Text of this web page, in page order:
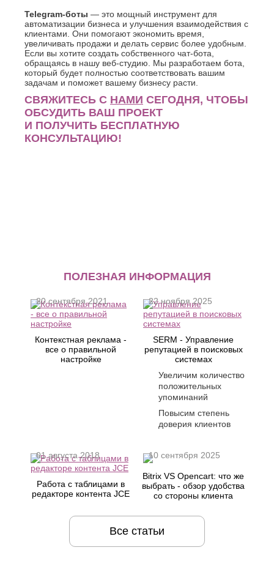
Telegram-боты — это мощный инструмент для
автоматизации бизнеса и улучшения взаимодействия с
клиентами. Они помогают экономить время,
увеличивать продажи и делать сервис более удобным.
Если вы хотите создать собственного чат-бота,
обращаясь в нашу веб-студию. Мы разработаем бота,
который будет полностью соответствовать вашим
задачам и поможет вашему бизнесу расти.
СВЯЖИТЕСЬ С НАМИ СЕГОДНЯ, ЧТОБЫ
ОБСУДИТЬ ВАШ ПРОЕКТ
И ПОЛУЧИТЬ БЕСПЛАТНУЮ
КОНСУЛЬТАЦИЮ!
ПОЛЕЗНАЯ ИНФОРМАЦИЯ
Контекстная реклама -
все о правильной
настройке
20 сентября 2021
SERM - Управление
репутацией в поисковых
системах
22 ноября 2025
Увеличим количество
положительных
упоминаний
Повысим степень
доверия клиентов
Работа с таблицами в
редакторе контента JCE
01 августа 2018
Bitrix VS Opencart: что же
выбрать - обзор удобства
со стороны клиента
10 сентября 2025
Все статьи